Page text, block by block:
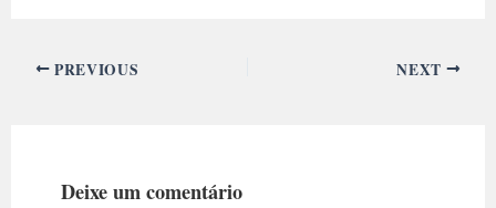
PREVIOUS NEXT
Deixe um comentário